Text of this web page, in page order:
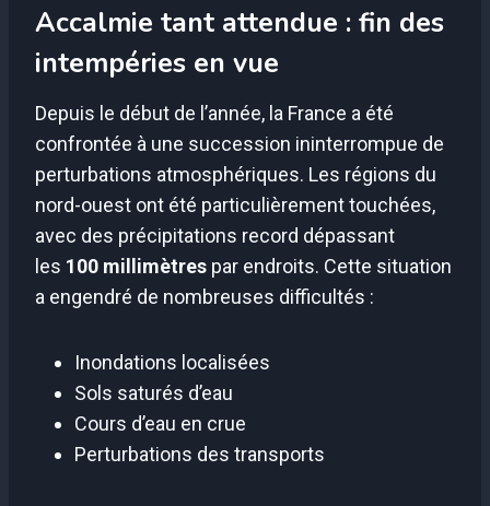
Accalmie tant attendue : fin des
intempéries en vue
Depuis le début de l’année, la France a été
confrontée à une succession ininterrompue de
perturbations atmosphériques. Les régions du
nord-ouest ont été particulièrement touchées,
avec des précipitations record dépassant
les 100 millimètres par endroits. Cette situation
a engendré de nombreuses difficultés :
Inondations localisées
Sols saturés d’eau
Cours d’eau en crue
Perturbations des transports